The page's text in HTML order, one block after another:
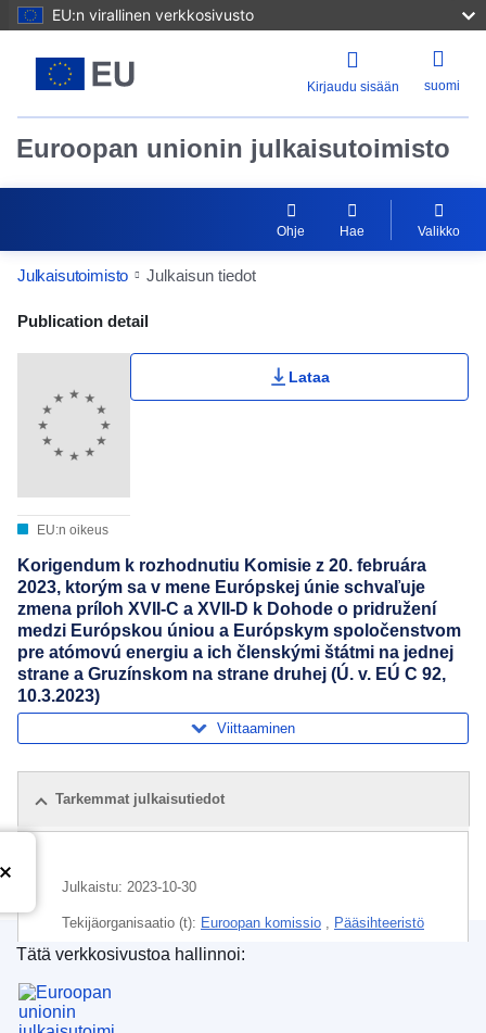
EU:n virallinen verkkosivusto
Kirjaudu sisään suomi
Euroopan unionin julkaisutoimisto
Ohje Hae Valikko
Julkaisutoimisto Julkaisun tiedot
Publication Detail Actions Portlet
Publication detail
EU:n oikeus
Lataa
Korigendum k rozhodnutiu Komisie z 20. februára
2023, ktorým sa v mene Európskej únie schvaľuje
zmena príloh XVII-C a XVII-D k Dohode o pridružení
medzi Európskou úniou a Európskym spoločenstvom
pre atómovú energiu a ich členskými štátmi na jednej
strane a Gruzínskom na strane druhej (Ú. v. EÚ C 92,
10.3.2023)
Viittaaminen
Tarkemmat julkaisutiedot
Julkaistu: 2023-10-30
Tekijäorganisaatio (t): Euroopan komissio , Pääsihteeristö
(Euroopan komissio)
Aihe:alkuperänimitys
elintarvike
Euroopan unionin julkaisutoimisto
Tätä verkkosivustoa hallinnoi: